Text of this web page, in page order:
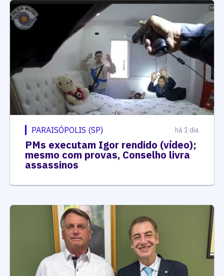
PARAISÓPOLIS (SP) há 1 dia
PMs executam Igor rendido (vídeo);
mesmo com provas, Conselho livra
assassinos